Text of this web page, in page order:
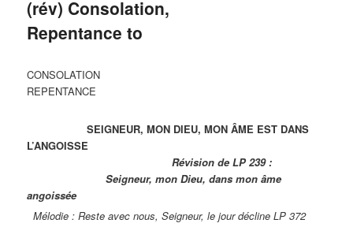
(rév) Consolation,
Repentance to
CONSOLATION
REPENTANCE
SEIGNEUR, MON DIEU, MON ÂME EST DANS
L’ANGOISSE
Révision de LP 239 :
Seigneur, mon Dieu, dans mon âme
angoissée
Mélodie : Reste avec nous, Seigneur, le jour décline LP 372